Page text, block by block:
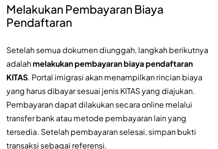
Melakukan Pembayaran Biaya
Pendaftaran
Setelah semua dokumen diunggah, langkah berikutnya
adalahmelakukan pembayaran biaya pendaftaran
KITAS. Portal imigrasi akan menampilkan rincian biaya
yang harus dibayar sesuai jenis KITAS yang diajukan.
Pembayaran dapat dilakukan secara online melalui
transfer bank atau metode pembayaran lain yang
tersedia. Setelah pembayaran selesai, simpan bukti
transaksi sebagai referensi.